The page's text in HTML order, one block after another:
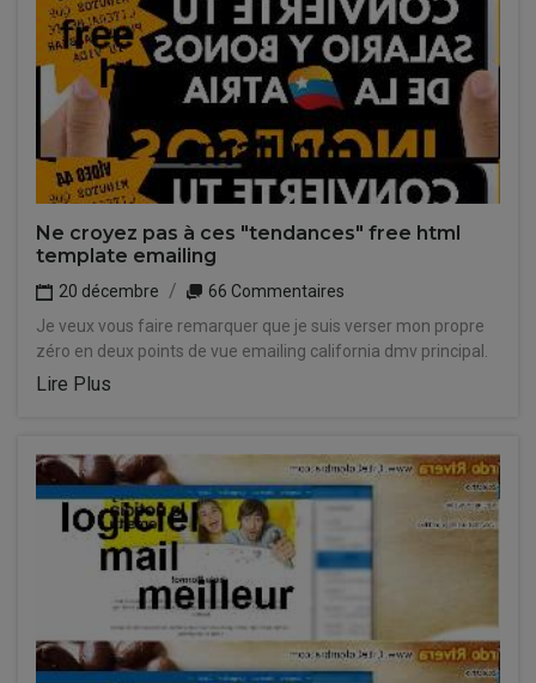
Ne croyez pas à ces "tendances" free html
template emailing
20 décembre
66 Commentaires
Je veux vous faire remarquer que je suis verser mon propre
zéro en deux points de vue emailing california dmv principal.
Lire Plus